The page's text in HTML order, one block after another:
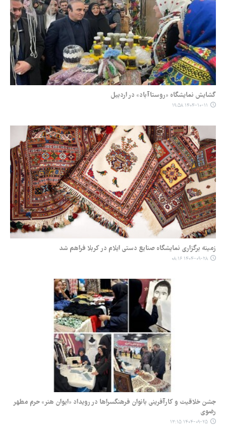
گشایش نمایشگاه «روستاآباد» در اردبیل
۱۴۰۴-۱۰-۱۱ ۱۹:۵۸
زمینه برگزاری نمایشگاه صنایع دستی ایلام در کربلا فراهم شد
۱۴۰۴-۰۹-۲۸ ۰۸:۱۶
جشن خلاقیت و کارآفرینی بانوان فرهنگسراها در رویداد «ایوان هنر» حرم مطهر
رضوی
۱۴۰۴-۰۹-۲۵ ۱۳:۱۵